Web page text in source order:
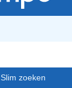
Slim zoeken